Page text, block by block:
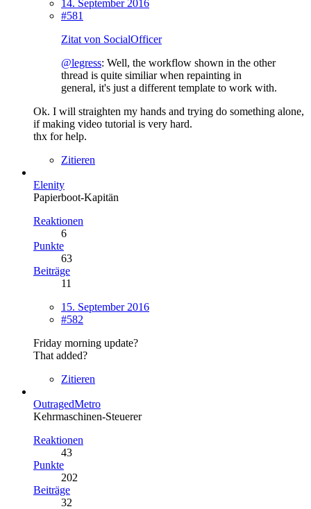
14. September 2016
#581
Zitat von SocialOfficer
@legress: Well, the workflow shown in the other
thread is quite similiar when repainting in
general, it's just a different template to work with.
Ok. I will straighten my hands and trying do something alone,
if making video tutorial is very hard.
thx for help.
Zitieren
Elenity
Papierboot-Kapitän
Reaktionen
6
Punkte
63
Beiträge
11
15. September 2016
#582
Friday morning update?
That added?
Zitieren
OutragedMetro
Kehrmaschinen-Steuerer
Reaktionen
43
Punkte
202
Beiträge
32